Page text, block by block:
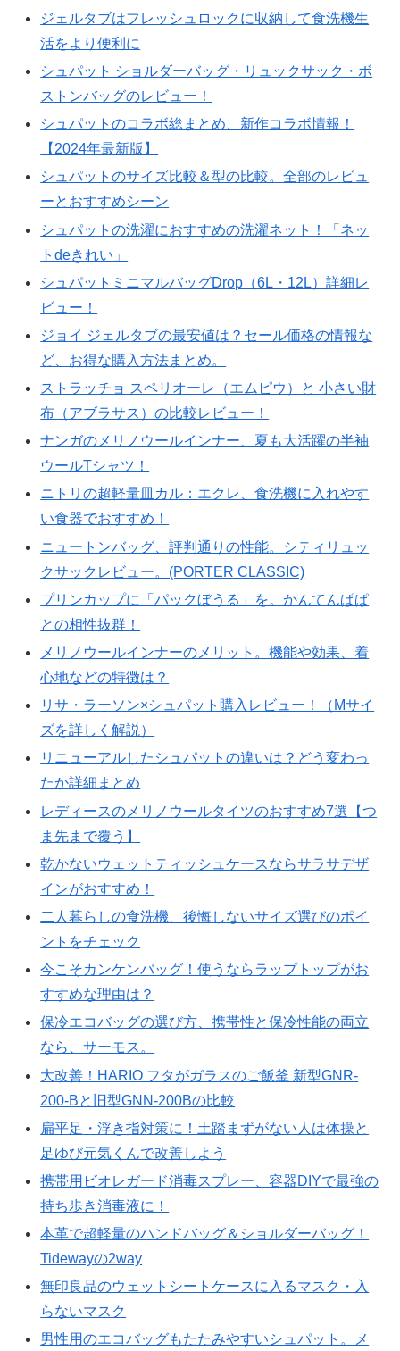
ジェルタブはフレッシュロックに収納して食洗機生
活をより便利に
シュパット ショルダーバッグ・リュックサック・ボ
ストンバッグのレビュー！
シュパットのコラボ総まとめ、新作コラボ情報！
【2024年最新版】
シュパットのサイズ比較＆型の比較。全部のレビュ
ーとおすすめシーン
シュパットの洗濯におすすめの洗濯ネット！「ネッ
トdeきれい」
シュパットミニマルバッグDrop（6L・12L）詳細レ
ビュー！
ジョイ ジェルタブの最安値は？セール価格の情報な
ど、お得な購入方法まとめ。
ストラッチョ スペリオーレ（エムピウ）と 小さい財
布（アブラサス）の比較レビュー！
ナンガのメリノウールインナー、夏も大活躍の半袖
ウールTシャツ！
ニトリの超軽量皿カル：エクレ、食洗機に入れやす
い食器でおすすめ！
ニュートンバッグ、評判通りの性能。シティリュッ
クサックレビュー。(PORTER CLASSIC)
プリンカップに「パックぼうる」を。かんてんぱぱ
との相性抜群！
メリノウールインナーのメリット。機能や効果、着
心地などの特徴は？
リサ・ラーソン×シュパット購入レビュー！（Mサイ
ズを詳しく解説）
リニューアルしたシュパットの違いは？どう変わっ
たか詳細まとめ
レディースのメリノウールタイツのおすすめ7選【つ
ま先まで覆う】
乾かないウェットティッシュケースならサラサデザ
インがおすすめ！
二人暮らしの食洗機、後悔しないサイズ選びのポイ
ントをチェック
今こそカンケンバッグ！使うならラップトップがお
すすめな理由は？
保冷エコバッグの選び方、携帯性と保冷性能の両立
なら、サーモス。
大改善！HARIO フタがガラスのご飯釜 新型GNR-
200-Bと旧型GNN-200Bの比較
扁平足・浮き指対策に！土踏まずがない人は体操と
足ゆび元気くんで改善しよう
携帯用ビオレガード消毒スプレー、容器DIYで最強の
持ち歩き消毒液に！
本革で超軽量のハンドバッグ＆ショルダーバッグ！
Tidewayの2way
無印良品のウェットシートケースに入るマスク・入
らないマスク
男性用のエコバッグもたたみやすいシュパット。メ